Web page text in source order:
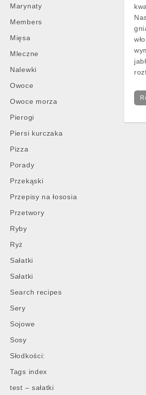
Marynaty
Members
Mięsa
Mleczne
Nalewki
Owoce
Owoce morza
Pierogi
Piersi kurczaka
Pizza
Porady
Przekąski
Przepisy na łososia
Przetwory
Ryby
Ryż
Sałatki
Sałatki
Search recipes
Sery
Sojowe
Sosy
Słodkości:
Tags index
test – sałatki